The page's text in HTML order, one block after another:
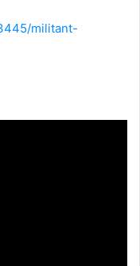
militant-